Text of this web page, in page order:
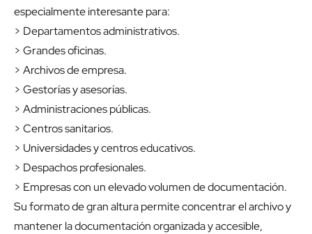
especialmente interesante para:
> Departamentos administrativos.
> Grandes oficinas.
> Archivos de empresa.
> Gestorías y asesorías.
> Administraciones públicas.
> Centros sanitarios.
> Universidades y centros educativos.
> Despachos profesionales.
> Empresas con un elevado volumen de documentación.
Su formato de gran altura permite concentrar el archivo y
mantener la documentación organizada y accesible,